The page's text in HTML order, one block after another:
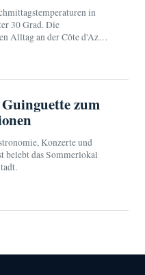
in
30 Grad. Die
Alltag an der Côte d'Azur
zum
Konzerte und
belebt das Sommerlokal